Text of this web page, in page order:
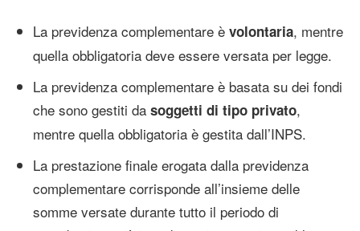
La previdenza complementare è volontaria, mentre
quella obbligatoria deve essere versata per legge.
La previdenza complementare è basata su dei fondi
che sono gestiti da soggetti di tipo privato,
mentre quella obbligatoria è gestita dall’INPS.
La prestazione finale erogata dalla previdenza
complementare corrisponde all’insieme delle
somme versate durante tutto il periodo di